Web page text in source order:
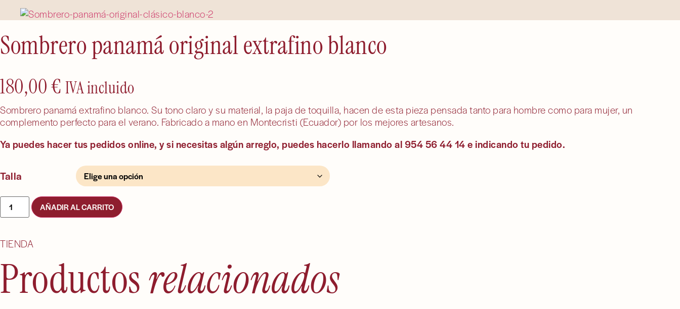
Sombrero panamá original extrafino blanco
180,00€ IVA incluido
Sombrero panamá extrafino blanco. Su tono claro y su material, la paja de toquilla, hacen de esta pieza pensada tanto para hombre como para mujer, un
complemento perfecto para el verano. Fabricado a mano en Montecristi (Ecuador) por los mejores artesanos.
Ya puedes hacer tus pedidos online, y si necesitas algún arreglo, puedes hacerlo llamando al 954 56 44 14 e indicando tu pedido.
Talla
Sombrero
panamá
original
blanco
cantidad
AÑADIR AL CARRITO
TIENDA
Productosrelacionados